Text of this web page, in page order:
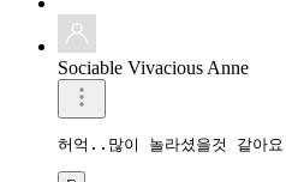
Sociable Vivacious Anne
허억..많이 놀라셨을것 같아요